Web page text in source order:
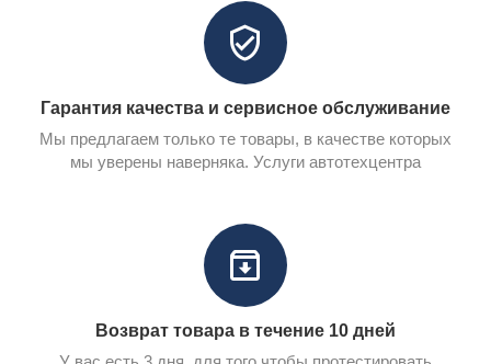
Гарантия качества и сервисное обслуживание
Мы предлагаем только те товары, в качестве которых
мы уверены наверняка. Услуги автотехцентра
Возврат товара в течение 10 дней